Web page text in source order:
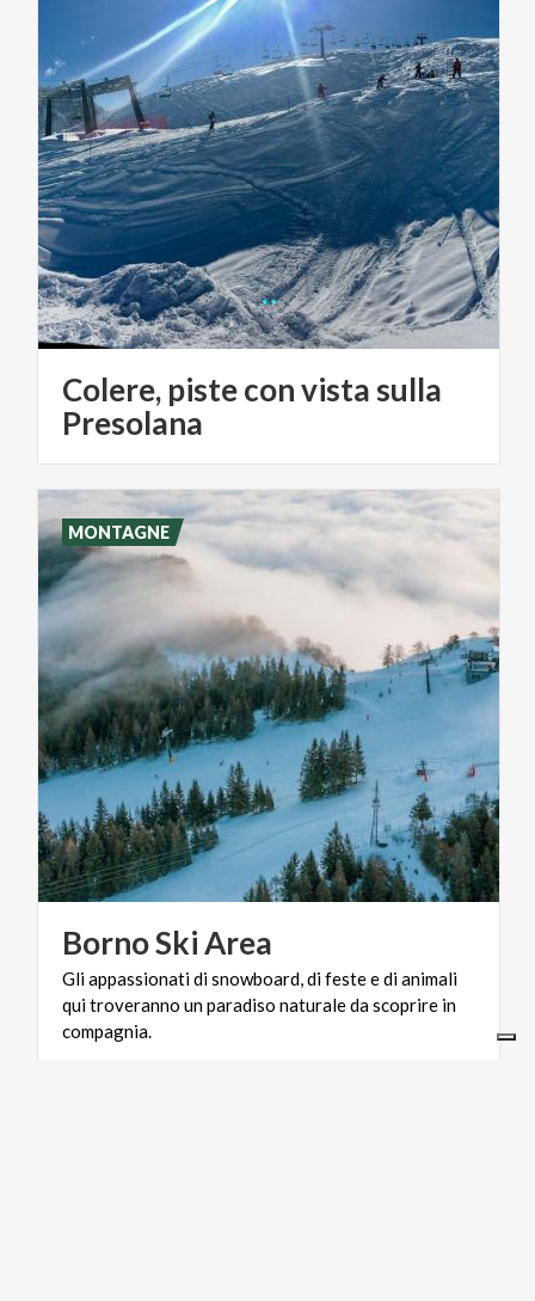
Colere, piste con vista sulla
Presolana
BornoSkiArea
Gli appassionati di snowboard, di feste e di animali
qui troveranno un paradiso naturale da scoprire in
compagnia.
MONTAGNE